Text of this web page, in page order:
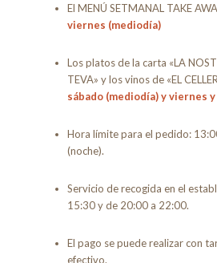
El MENÚ SETMANAL TAKE
viernes (mediodía)
Los platos de la carta «LA
TEVA» y los vinos de «EL
sábado (mediodía) y viernes
Hora límite para el pedido:
(noche).
Servicio de recogida en el
15:30 y de 20:00 a 22:00.
El pago se puede realizar con
efectivo.